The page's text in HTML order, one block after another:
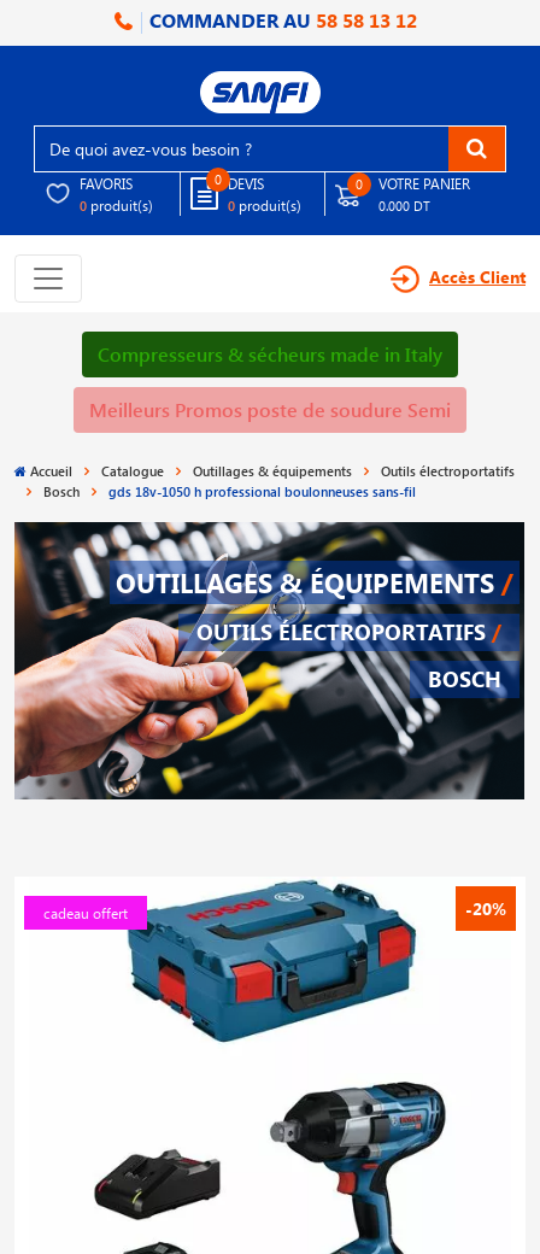
COMMANDER AU 58 58 13 12
FAVORIS
0 produit(s)
0 DEVIS
0 produit(s)
0 VOTRE PANIER
0.000 DT
Accès Client
Compresseurs & sécheurs made in Italy
Meilleurs Promos poste de soudure Semi
Accueil Catalogue Outillages & équipements
Outils électroportatifs
Bosch
gds 18v-1050 h professional boulonneuses sans-fil
OUTILLAGES & ÉQUIPEMENTS /
OUTILS ÉLECTROPORTATIFS /
BOSCH
-20%
cadeau offert